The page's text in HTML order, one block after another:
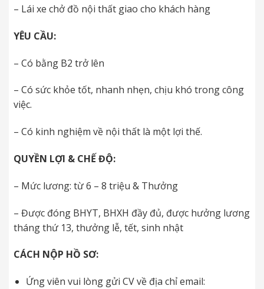
– Lái xe chở đồ nội thất giao cho khách hàng
YÊU CẦU:
– Có bằng B2 trở lên
– Có sức khỏe tốt, nhanh nhẹn, chịu khó trong công
việc.
– Có kinh nghiệm về nội thất là một lợi thế.
QUYỀN LỢI & CHẾ ĐỘ:
– Mức lương: từ 6 – 8 triệu & Thưởng
– Được đóng BHYT, BHXH đầy đủ, được hưởng lương
tháng thứ 13, thưởng lễ, tết, sinh nhật
CÁCH NỘP HỒ SƠ:
Ứng viên vui lòng gửi CV về địa chỉ email: